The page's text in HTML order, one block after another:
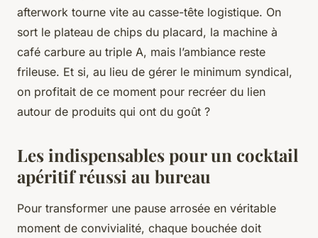
afterwork tourne vite au casse-tête logistique. On
sort le plateau de chips du placard, la machine à
café carbure au triple A, mais l’ambiance reste
frileuse. Et si, au lieu de gérer le minimum syndical,
on profitait de ce moment pour recréer du lien
autour de produits qui ont du goût ?
Les indispensables pour un cocktail
apéritif réussi au bureau
Pour transformer une pause arrosée en véritable
moment de convivialité, chaque bouchée doit